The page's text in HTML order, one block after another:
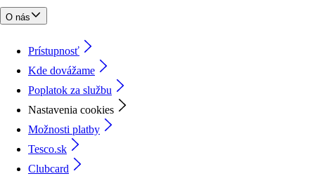
O nás
Prístupnosť
Kde dovážame
Poplatok za službu
Nastavenia cookies
Možnosti platby
Tesco.sk
Clubcard